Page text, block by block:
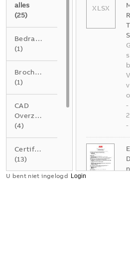
alles
(25)
Bedradingsschema
(1)
Brochure
(1)
CAD
Overzichtstekening
(4)
Certificaat
(13)
XLSX
-
-
U bent niet ingelogd